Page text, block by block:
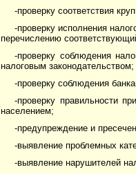
-проверку соответствия
-проверку исполнения
перечислению
-проверку соблюдения
налоговым законодательством;
-проверку соблюдения
-проверку правильности
населением;
-предупреждение и
-выявление проблемных
-выявление нарушителей